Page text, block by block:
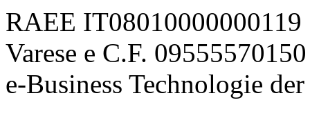
RAEE
Varese e C.F. 09555570150
e-Business Technologie